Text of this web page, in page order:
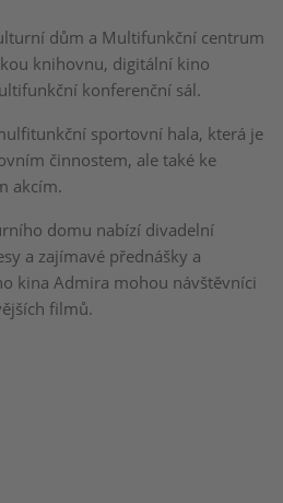
dům a Multifunkční centrum
knihovnu, digitální kino
konferenční sál.
sportovní hala, která je
činnostem, ale také ke
akcím.
domu nabízí divadelní
a zajímavé přednášky a
kina Admira mohou návštěvníci
filmů.